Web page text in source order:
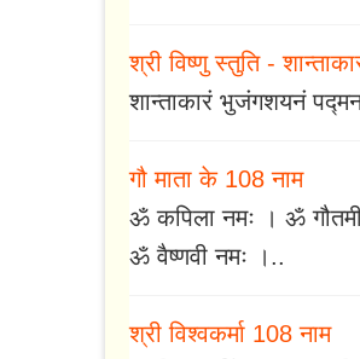
श्री विष्णु स्तुति -
शान्ताकारं भुजंगशयनं
गौ माता के 108 नाम
ॐ कपिला नमः । ॐ
ॐ वैष्णवी नमः ।..
श्री विश्वकर्मा 108 नाम